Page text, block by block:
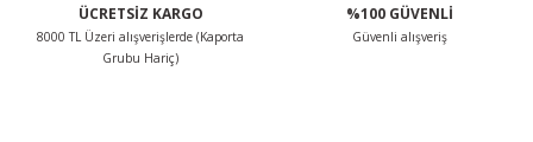
ÜCRETSİZ KARGO
8000 TL Üzeri alışverişlerde (Kaporta
Grubu Hariç)
%100 GÜVENLİ
Güvenli alışveriş